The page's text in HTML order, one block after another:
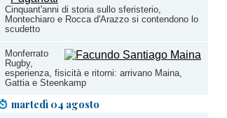
Cinquant'anni di storia sullo sferisterio,
Montechiaro e Rocca d'Arazzo si contendono lo
scudetto
Monferrato
Rugby,
esperienza, fisicità e ritorni: arrivano Maina,
Gattia e Steenkamp
martedì 04 agosto